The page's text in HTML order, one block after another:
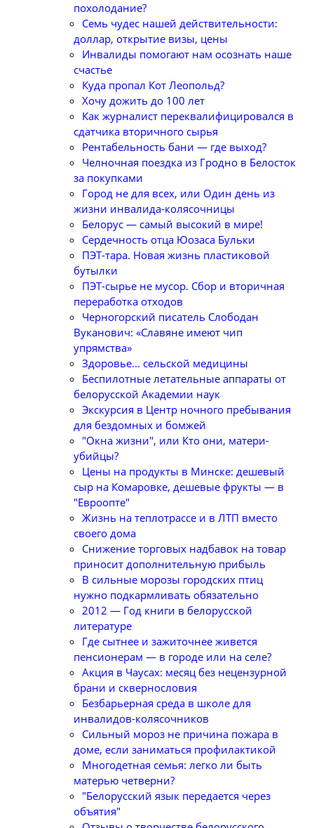
похолодание?
Семь чудес нашей действительности:
доллар, открытие визы, цены
Инвалиды помогают нам осознать наше
счастье
Куда пропал Кот Леопольд?
Хочу дожить до 100 лет
Как журналист переквалифицировался в
сдатчика вторичного сырья
Рентабельность бани — где выход?
Челночная поездка из Гродно в Белосток
за покупками
Город не для всех, или Один день из
жизни инвалида-колясочницы
Белорус — самый высокий в мире!
Сердечность отца Юозаса Бульки
ПЭТ-тара. Новая жизнь пластиковой
бутылки
ПЭТ-сырье не мусор. Сбор и вторичная
переработка отходов
Черногорский писатель Слободан
Вуканович: «Славяне имеют чип
упрямства»
Здоровье... сельской медицины
Беспилотные летательные аппараты от
белорусской Академии наук
Экскурсия в Центр ночного пребывания
для бездомных и бомжей
"Окна жизни", или Кто они, матери-
убийцы?
Цены на продукты в Минске: дешевый
сыр на Комаровке, дешевые фрукты — в
"Евроопте"
Жизнь на теплотрассе и в ЛТП вместо
своего дома
Снижение торговых надбавок на товар
приносит дополнительную прибыль
В сильные морозы городских птиц
нужно подкармливать обязательно
2012 — Год книги в белорусской
литературе
Где сытнее и зажиточнее живется
пенсионерам — в городе или на селе?
Акция в Чаусах: месяц без нецензурной
брани и сквернословия
Безбарьерная среда в школе для
инвалидов-колясочников
Сильный мороз не причина пожара в
доме, если заниматься профилактикой
Многодетная семья: легко ли быть
матерью четверни?
"Белорусский язык передается через
объятия"